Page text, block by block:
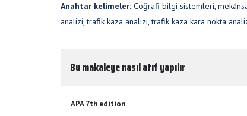
Anahtar kelimeler: Coğrafi bilgi sistemleri,
analizi, trafik kaza analizi, trafik kaza kara nokta
Bu makaleye nasıl atıf yapılır
APA 7th edition